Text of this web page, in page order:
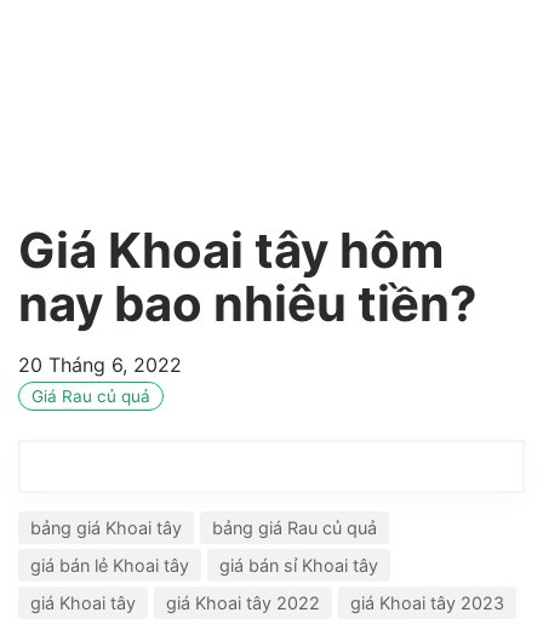
Giá Khoai tây hôm
nay bao nhiêu tiền?
20 Tháng 6, 2022
Giá Rau củ quả
bảng giá Khoai tây
bảng giá Rau củ quả
giá bán lẻ Khoai tây
giá bán sỉ Khoai tây
giá Khoai tây
giá Khoai tây 2022
giá Khoai tây 2023